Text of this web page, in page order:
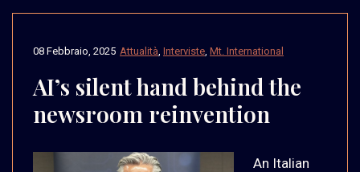
Attualità Interviste Mt. International
08 Febbraio, 2025
AI’s silent hand behind the
newsroom reinvention
An Italian